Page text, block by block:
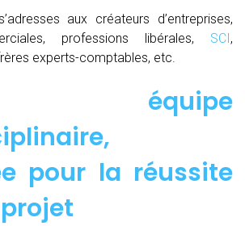
aux créateurs d’entreprises,
professions libérales, SCI,
experts-comptables, etc.
équipe
pour la réussite